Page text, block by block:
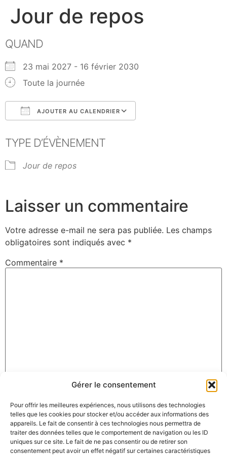
Gérer le consentement
Pour offrir les meilleures expériences, nous utilisons des technologies
telles que les cookies pour stocker et/ou accéder aux informations des
appareils. Le fait de consentir à ces technologies nous permettra de
traiter des données telles que le comportement de navigation ou les ID
uniques sur ce site. Le fait de ne pas consentir ou de retirer son
consentement peut avoir un effet négatif sur certaines caractéristiques
Jour de repos
QUAND
23 mai 2027 - 16 février 2030
Toute la journée
AJOUTER AU CALENDRIER
TYPE D’ÉVÈNEMENT
Jour de repos
Laisser un commentaire
Votre adresse e-mail ne sera pas publiée. Les champs
obligatoires sont indiqués avec *
Commentaire *
E-mail*